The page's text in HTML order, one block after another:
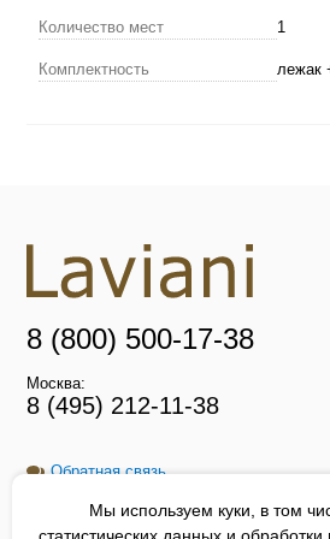
Количество мест 1
Комплектность лежак
Мы используем куки, в том
8 (800) 500-17-38
Москва:
8 (495) 212-11-38
Обратная связь
Заказать звонок